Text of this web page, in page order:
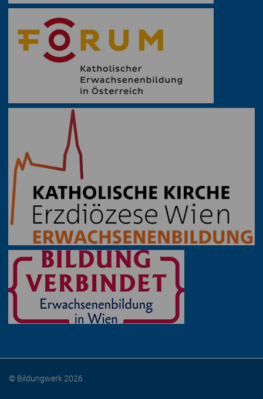
© Bildungwerk 2026